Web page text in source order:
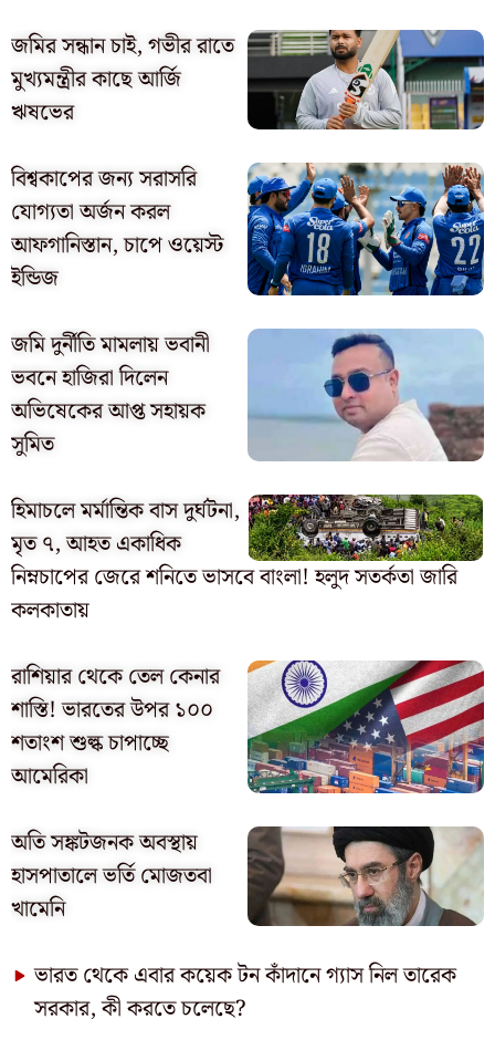
জমির সন্ধান চাই, গভীর রাতে
মুখ্যমন্ত্রীর কাছে আর্জি
ঋষভের
বিশ্বকাপের জন্য সরাসরি
যোগ্যতা অর্জন করল
আফগানিস্তান, চাপে ওয়েস্ট
ইন্ডিজ
জমি দুর্নীতি মামলায় ভবানী
ভবনে হাজিরা দিলেন
অভিষেকের আপ্ত সহায়ক
সুমিত
হিমাচলে মর্মান্তিক বাস দুর্ঘটনা,
মৃত ৭, আহত একাধিক
নিম্নচাপের জেরে শনিতে ভাসবে বাংলা! হলুদ সতর্কতা জারি
কলকাতায়
রাশিয়ার থেকে তেল কেনার
শাস্তি! ভারতের উপর ১০০
শতাংশ শুল্ক চাপাচ্ছে
আমেরিকা
অতি সঙ্কটজনক অবস্থায়
হাসপাতালে ভর্তি মোজতবা
খামেনি
ভারত থেকে এবার কয়েক টন কাঁদানে গ্যাস নিল তারেক
সরকার, কী করতে চলেছে?